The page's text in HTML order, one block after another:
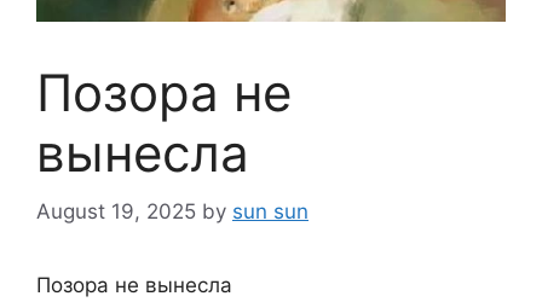
Позора не
вынесла
August 19, 2025 by sun sun
Позора не вынесла